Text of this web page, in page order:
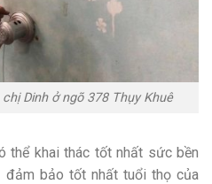
Dinh ở ngõ 378 Thụy Khuê
thể khai thác tốt nhất sức bền
bảo tốt nhất tuổi thọ của